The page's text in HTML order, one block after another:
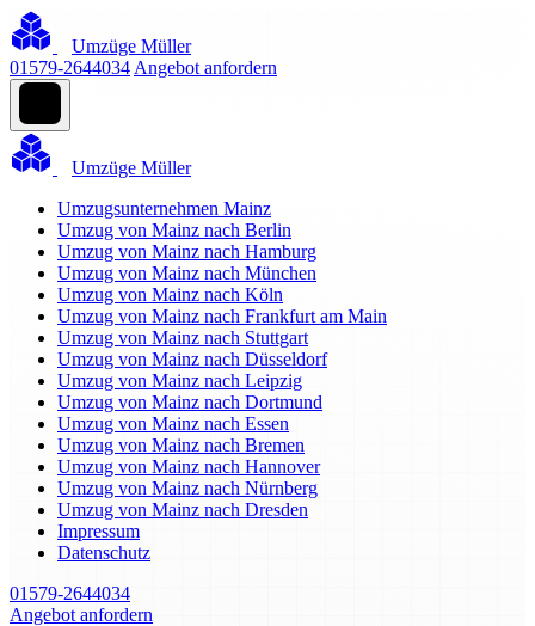
Umzüge Müller
01579-2644034 Angebot anfordern
Umzüge Müller
Umzugsunternehmen Mainz
Umzug von Mainz nach Berlin
Umzug von Mainz nach Hamburg
Umzug von Mainz nach München
Umzug von Mainz nach Köln
Umzug von Mainz nach Frankfurt am Main
Umzug von Mainz nach Stuttgart
Umzug von Mainz nach Düsseldorf
Umzug von Mainz nach Leipzig
Umzug von Mainz nach Dortmund
Umzug von Mainz nach Essen
Umzug von Mainz nach Bremen
Umzug von Mainz nach Hannover
Umzug von Mainz nach Nürnberg
Umzug von Mainz nach Dresden
Impressum
Datenschutz
01579-2644034
Angebot anfordern